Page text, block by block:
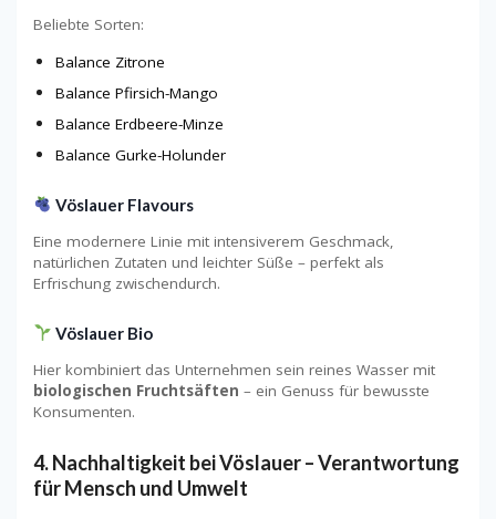
Beliebte Sorten:
Balance Zitrone
Balance Pfirsich-Mango
Balance Erdbeere-Minze
Balance Gurke-Holunder
Vöslauer Flavours
Eine modernere Linie mit intensiverem Geschmack,
natürlichen Zutaten und leichter Süße – perfekt als
Erfrischung zwischendurch.
Vöslauer Bio
Hier kombiniert das Unternehmen sein reines Wasser mit
biologischen Fruchtsäften – ein Genuss für bewusste
Konsumenten.
4. Nachhaltigkeit bei Vöslauer – Verantwortung
für Mensch und Umwelt